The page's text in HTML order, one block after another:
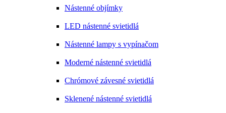
Nástenné objímky
LED nástenné svietidlá
Nástenné lampy s vypínačom
Moderné nástenné svietidlá
Chrómové závesné svietidlá
Sklenené nástenné svietidlá